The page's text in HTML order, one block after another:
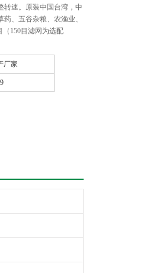
转速。原装中国台湾，中
、五谷杂粮、农渔业、
（150目滤网为选配
厂家